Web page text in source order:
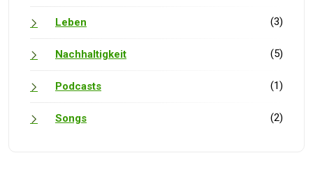
Leben (3)
Nachhaltigkeit (5)
Podcasts (1)
Songs (2)